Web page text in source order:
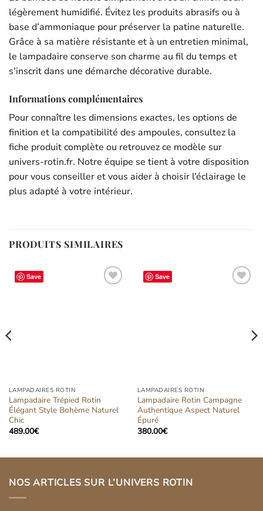
légèrement humidifié. Évitez les produits abrasifs ou à
base d’ammoniaque pour préserver la patine naturelle.
Grâce à sa matière résistante et à un entretien minimal,
le lampadaire conserve son charme au fil du temps et
s’inscrit dans une démarche décorative durable.
Informations complémentaires
Pour connaître les dimensions exactes, les options de
finition et la compatibilité des ampoules, consultez la
fiche produit complète ou retrouvez ce modèle sur
univers-rotin.fr. Notre équipe se tient à votre disposition
pour vous conseiller et vous aider à choisir l’éclairage le
plus adapté à votre intérieur.
PRODUITS SIMILAIRES
Save
LAMPADAIRES ROTIN
Lampadaire Trépied Rotin
Élégant Style Bohème Naturel
Chic
489.00€
Save
LAMPADAIRES ROTIN
Lampadaire Rotin Campagne
Authentique Aspect Naturel
Épuré
380.00€
NOS ARTICLES SUR L’UNIVERS ROTIN